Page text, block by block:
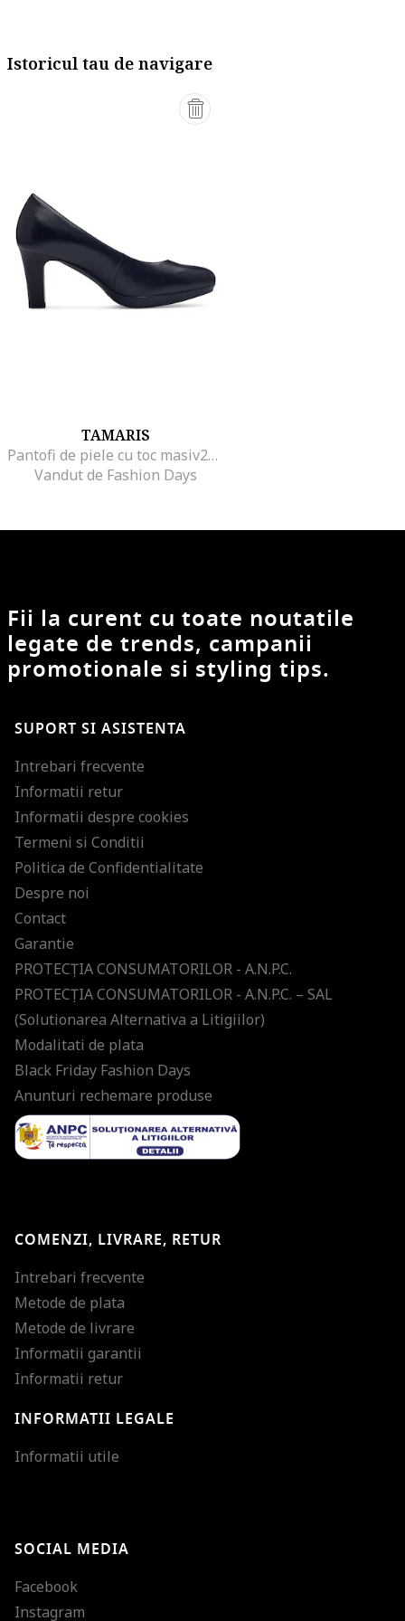
Istoricul tau de navigare
TAMARIS
Pantofi de piele cu toc masiv23, Albastru ultramarin
Vandut de Fashion Days
Fii la curent cu toate noutatile
legate de trends, campanii
promotionale si styling tips.
SUPORT SI ASISTENTA
Intrebari frecvente
Informatii retur
Informatii despre cookies
Termeni si Conditii
Politica de Confidentialitate
Despre noi
Contact
Garantie
PROTECŢIA CONSUMATORILOR - A.N.P.C.
PROTECŢIA CONSUMATORILOR - A.N.P.C. – SAL
(Solutionarea Alternativa a Litigiilor)
Modalitati de plata
Black Friday Fashion Days
Anunturi rechemare produse
COMENZI, LIVRARE, RETUR
Intrebari frecvente
Metode de plata
Metode de livrare
Informatii garantii
Informatii retur
INFORMATII LEGALE
Informatii utile
SOCIAL MEDIA
Facebook
Instagram